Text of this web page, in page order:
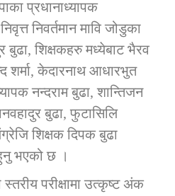
शिक्षालय जुम्लाको सुचना
प्रधानाध्यापक
निवर्तमान मावि जोडुका
बुढा, शिक्षकहरु मध्येबाट भैरव
शर्मा, केदारनाथ आधारभुत
नन्दराम बुढा, शान्तिजन
बुढा, फुटासिलि
शिक्षक दिपक बुढा
भएको छ ।
परीक्षामा उत्कृष्ट अंक